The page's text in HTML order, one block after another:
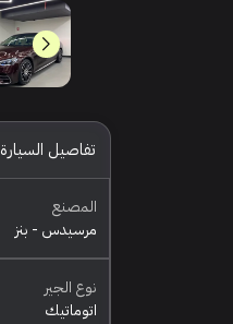
تفاصيل السيارة
المصنع
مرسيدس - بنز
نوع الجير
اتوماتيك